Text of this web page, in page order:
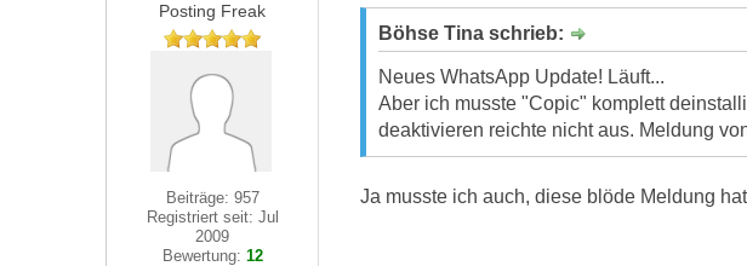
Posting Freak
Beiträge: 957
Registriert seit: Jul
2009
Bewertung: 12
Böhse Tina schrieb:
Neues WhatsApp Update! Läuft...
Aber ich musste "Copic" komplett
deaktivieren reichte nicht aus. Meldung
Ja musste ich auch, diese blöde Meldung